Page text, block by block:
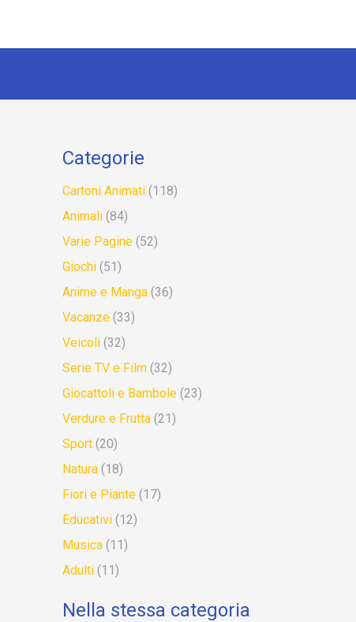
Categorie
Cartoni Animati (118)
Animali (84)
Varie Pagine (52)
Giochi (51)
Anime e Manga (36)
Vacanze (33)
Veicoli (32)
Serie TV e Film (32)
Giocattoli e Bambole (23)
Verdure e Frutta (21)
Sport (20)
Natura (18)
Fiori e Piante (17)
Educativi (12)
Musica (11)
Adulti (11)
Nella stessa categoria